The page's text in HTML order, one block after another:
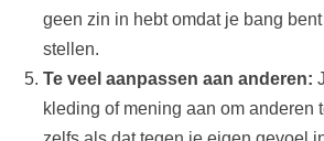
geen zin in hebt omdat je bang
stellen.
Te veel aanpassen aan anderen:
kleding of mening aan om anderen